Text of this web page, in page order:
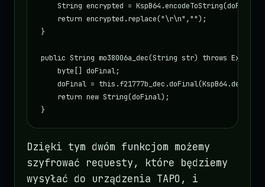
    String encrypted = KspB64.encodeToString(doFinal);
    return encrypted.replace("\r\n","");
}
public String mo38006a_dec(String str) throws
    byte[] doFinal;
doFinal =
    return new String(doFinal);
}
Dzięki tym dwóm funkcjom możemy
szyfrować requesty, które będziemy
wysyłać do urządzenia TAPO, i